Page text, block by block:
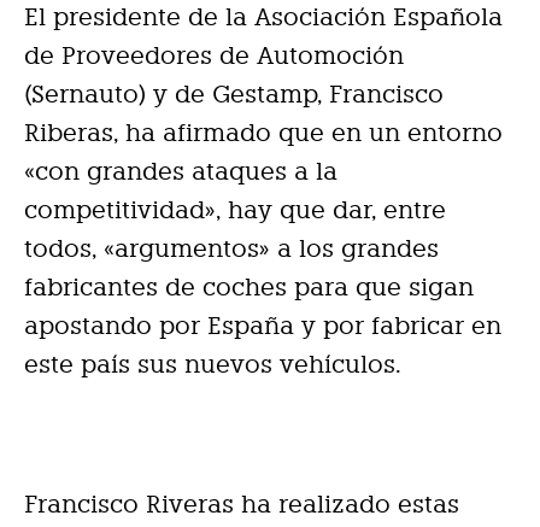
El presidente de la Asociación Española
de Proveedores de Automoción
(Sernauto) y de Gestamp, Francisco
Riberas, ha afirmado que en un entorno
«con grandes ataques a la
competitividad», hay que dar, entre
todos, «argumentos» a los grandes
fabricantes de coches para que sigan
apostando por España y por fabricar en
este país sus nuevos vehículos.
Francisco Riveras ha realizado estas